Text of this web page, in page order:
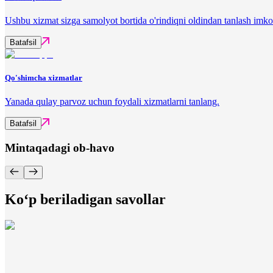
Ushbu xizmat sizga samolyot bortida o'rindiqni oldindan tanlash
Batafsil
Qo'shimcha xizmatlar
Yanada qulay parvoz uchun foydali xizmatlarni tanlang.
Batafsil
Mintaqadagi ob-havo
Ko‘p beriladigan savollar